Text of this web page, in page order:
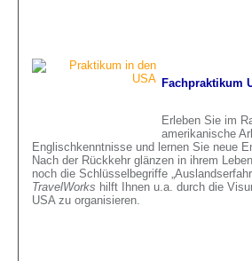
Fachpraktikum
Erleben Sie im
amerikanische
Englischkenntnisse und lernen Sie neue
Nach der Rückkehr glänzen in ihrem
noch die Schlüsselbegriffe
TravelWorks hilft Ihnen u.a. durch die
USA zu organisieren.